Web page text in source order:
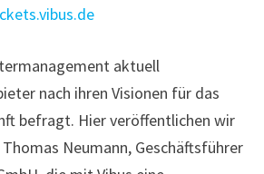
aktuell
nach ihren Visionen für das
befragt. Hier veröffentlichen wir
Neumann, Geschäftsführer